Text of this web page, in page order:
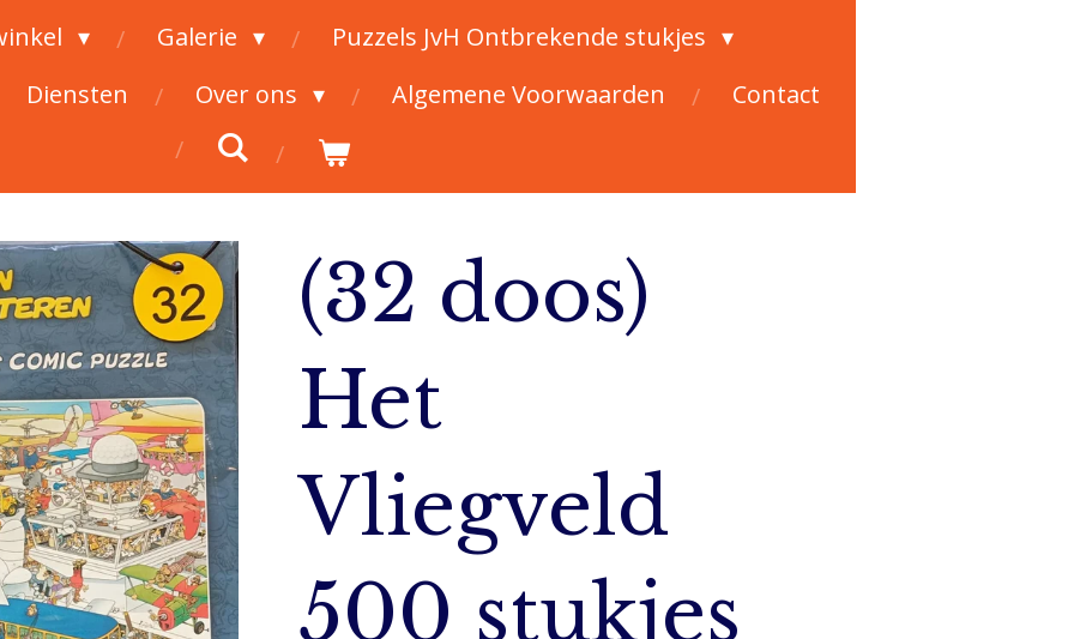
Galerie
Puzzels JvH Ontbrekende stukjes
Diensten Over ons Algemene Voorwaarden Contact
(32 doos)
Het
Vliegveld
500 stukjes